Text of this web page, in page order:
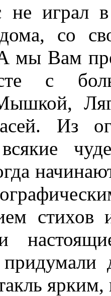
не играл
со
мы Вам
с
Из
стихов
придумали